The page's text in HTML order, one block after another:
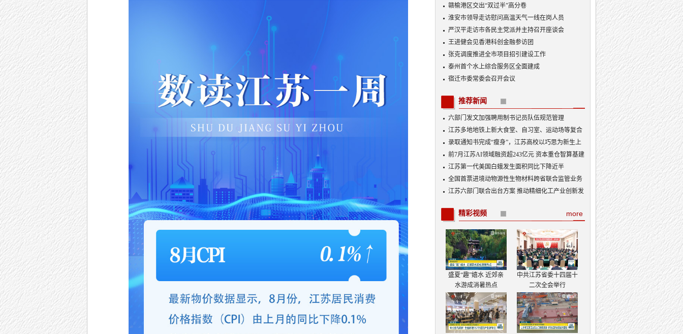
动
赣榆港区交出“双过半”高分卷
淮安市领导走访慰问高温天气一线在岗人员
严汉平走访市各民主党派并主持召开座谈会
王进健会见香港科创金融参访团
张克调度推进全市项目招引建设工作
泰州首个水上综合服务区全面建成
宿迁市委常委会召开会议
推荐新闻
六部门发文加强聘用制书记员队伍规范管理
江苏多地地铁上新大食堂、自习室、运动场等复合
功能——从“客流通道”到“生活场景”
录取通知书完成“瘦身”，江苏高校以巧思为新生上
好入学第一课
前7月江苏AI领域融资超243亿元 资本重仓智算基建
AI产业底盘夯实
江苏第一代美国白蛾发生面积同比下降近半
全国首票进境动物源性生物材料跨省联合监管业务
落地
江苏六部门联合出台方案 推动精细化工产业创新发
more
精彩视频
盛夏“趣”嬉水 近郊亲
水游成消暑热点
中共江苏省委十四届十
二次全会举行